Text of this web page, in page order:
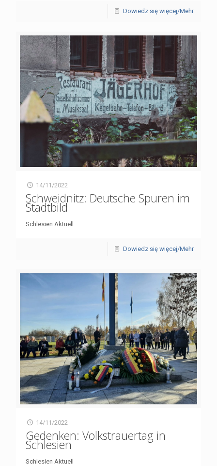
Dowiedz się więcej/Mehr
14/11/2022
Schweidnitz: Deutsche Spuren im
Stadtbild
Schlesien Aktuell
Dowiedz się więcej/Mehr
14/11/2022
Gedenken: Volkstrauertag in
Schlesien
Schlesien Aktuell